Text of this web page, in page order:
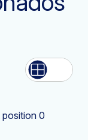
Lista Grid
0